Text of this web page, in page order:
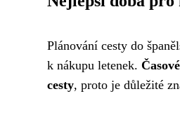
Plánování cesty do
k nákupu letenek.
cesty, proto je důležité